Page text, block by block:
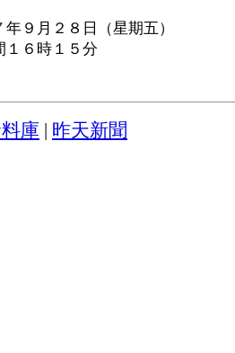
年９月２８日（星期五）
１６時１５分
庫 昨天新聞